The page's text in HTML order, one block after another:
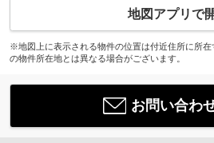
地図アプリで
※地図上に表示される物件の位置は付近住所に所
の物件所在地とは異なる場合がございます。
お問い合わ